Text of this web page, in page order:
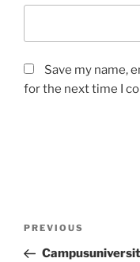
Save my name,
for the next time I
Previous
Post
PREVIOUS